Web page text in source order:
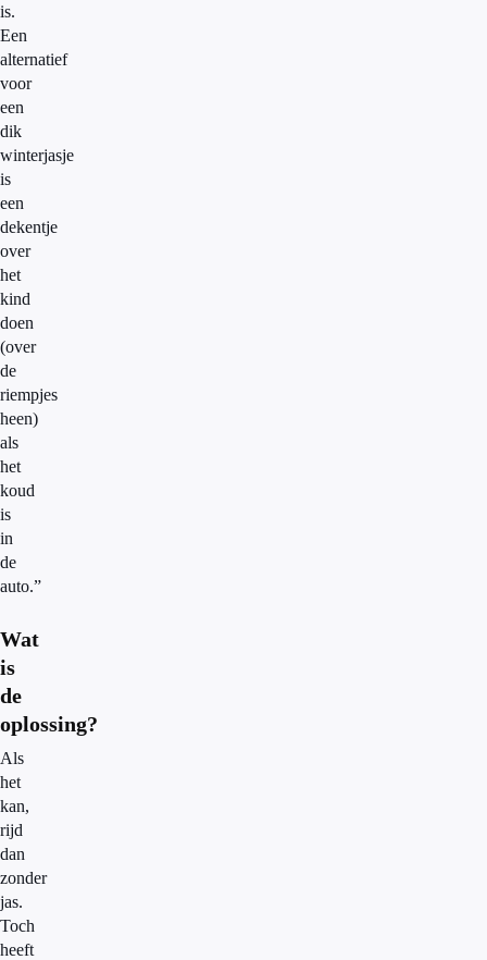
is.
Een
alternatief
voor
een
dik
winterjasje
is
een
dekentje
over
het
kind
doen
(over
de
riempjes
heen)
als
het
koud
is
in
de
auto.”
Wat
is
de
oplossing?
Als
het
kan,
rijd
dan
zonder
jas.
Toch
heeft